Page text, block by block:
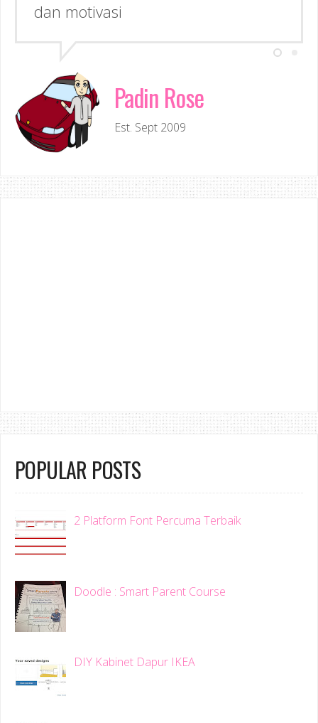
dan motivasi
Padin Rose
Est. Sept 2009
POPULAR POSTS
2 Platform Font Percuma Terbaik
Doodle : Smart Parent Course
DIY Kabinet Dapur IKEA